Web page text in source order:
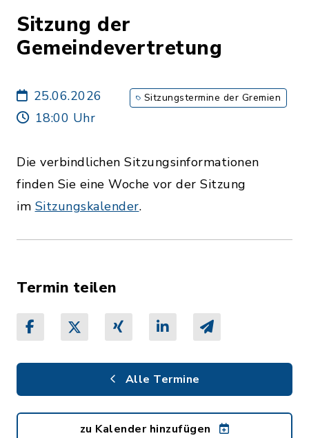
Sitzung der
Gemeindevertretung
25.06.2026
18:00 Uhr
Sitzungstermine der Gremien
Die verbindlichen Sitzungsinformationen
finden Sie eine Woche vor der Sitzung
im Sitzungskalender.
Termin teilen
Alle Termine
zu Kalender hinzufügen